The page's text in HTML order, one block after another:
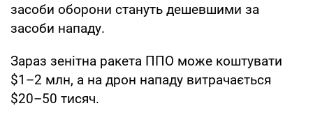
засоби оборони стануть дешевшими за
засоби нападу.
Зараз зенітна ракета ППО може коштувати
$1–2 млн, а на дрон нападу витрачається
$20–50 тисяч.